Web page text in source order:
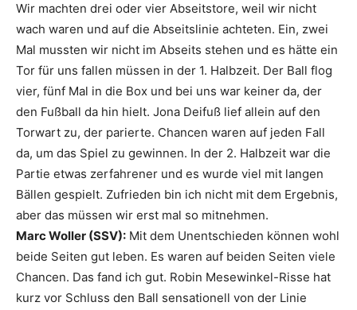
Wir machten drei oder vier Abseitstore, weil wir nicht
wach waren und auf die Abseitslinie achteten. Ein, zwei
Mal mussten wir nicht im Abseits stehen und es hätte ein
Tor für uns fallen müssen in der 1. Halbzeit. Der Ball flog
vier, fünf Mal in die Box und bei uns war keiner da, der
den Fußball da hin hielt. Jona Deifuß lief allein auf den
Torwart zu, der parierte. Chancen waren auf jeden Fall
da, um das Spiel zu gewinnen. In der 2. Halbzeit war die
Partie etwas zerfahrener und es wurde viel mit langen
Bällen gespielt. Zufrieden bin ich nicht mit dem Ergebnis,
aber das müssen wir erst mal so mitnehmen.
Marc Woller (SSV): Mit dem Unentschieden können wohl
beide Seiten gut leben. Es waren auf beiden Seiten viele
Chancen. Das fand ich gut. Robin Mesewinkel-Risse hat
kurz vor Schluss den Ball sensationell von der Linie